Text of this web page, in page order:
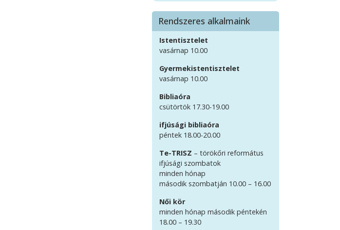
Rendszeres alkalmaink
Istentisztelet
vasárnap 10.00
Gyermekistentisztelet
vasárnap 10.00
Bibliaóra
csütörtök 17.30-19.00
ifjúsági bibliaóra
péntek 18.00-20.00
Te-TRISZ – törökőri református
ifjúsági szombatok
minden hónap
második szombatján 10.00 – 16.00
Női kör
minden hónap második péntekén
18.00 – 19.30